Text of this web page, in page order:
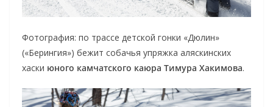
Фотография: по трассе детской гонки «Дюлин»
(«Берингия») бежит собачья упряжка аляскинских
хаски юного камчатского каюра Тимура Хакимова.